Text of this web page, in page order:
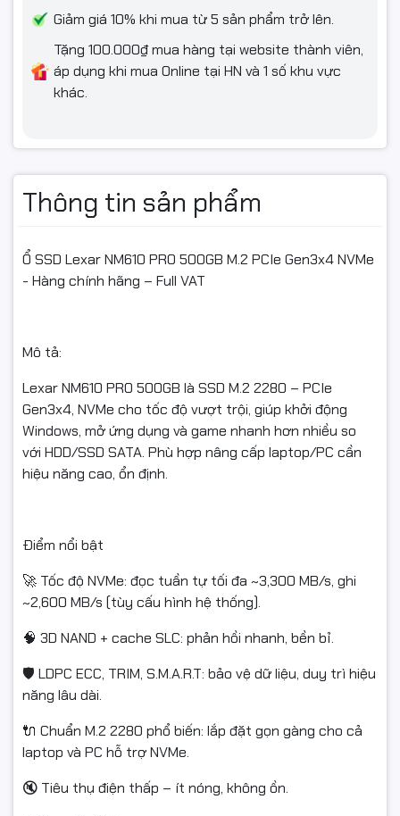
Giảm giá 10% khi mua từ 5 sản phẩm trở lên.
Tặng 100.000₫ mua hàng tại website thành viên,
áp dụng khi mua Online tại HN và 1 số khu vực
khác.
Thông tin sản phẩm
Ổ SSD Lexar NM610 PRO 500GB M.2 PCIe Gen3x4 NVMe
- Hàng chính hãng – Full VAT
Mô tả:
Lexar NM610 PRO 500GB là SSD M.2 2280 – PCIe
Gen3x4, NVMe cho tốc độ vượt trội, giúp khởi động
Windows, mở ứng dụng và game nhanh hơn nhiều so
với HDD/SSD SATA. Phù hợp nâng cấp laptop/PC cần
hiệu năng cao, ổn định.
Điểm nổi bật
🚀 Tốc độ NVMe: đọc tuần tự tối đa ~3,300 MB/s, ghi
~2,600 MB/s (tùy cấu hình hệ thống).
🧠 3D NAND + cache SLC: phản hồi nhanh, bền bỉ.
🛡 LDPC ECC, TRIM, S.M.A.R.T: bảo vệ dữ liệu, duy trì hiệu
năng lâu dài.
🔌 Chuẩn M.2 2280 phổ biến: lắp đặt gọn gàng cho cả
laptop và PC hỗ trợ NVMe.
🔇 Tiêu thụ điện thấp – ít nóng, không ồn.